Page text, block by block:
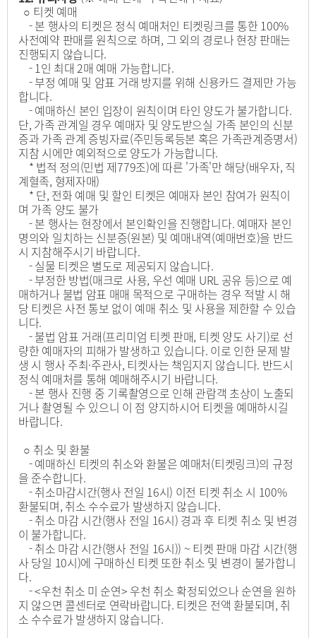
○ 티켓 예매
- 본 행사의 티켓은 정식 예매처인 티켓링크를 통한 100%
사전예약 판매를 원칙으로 하며, 그 외의 경로나 현장 판매는
진행되지 않습니다.
- 1인 최대 2매 예매 가능합니다.
- 부정 예매 및 암표 거래 방지를 위해 신용카드 결제만 가능
합니다.
- 예매하신 본인 입장이 원칙이며 타인 양도가 불가합니다.
단, 가족 관계일 경우 예매자 및 양도받으실 가족 본인의 신분
증과 가족 관계 증빙자료(주민등록등본 혹은 가족관계증명서)
지참 시에만 예외적으로 양도가 가능합니다.
* 법적 정의(민법 제779조)에 따른 '가족'만 해당(배우자, 직
계혈족, 형제자매)
* 단, 전화 예매 및 할인 티켓은 예매자 본인 참여가 원칙이
며 가족 양도 불가
- 본 행사는 현장에서 본인확인을 진행합니다. 예매자 본인
명의와 일치하는 신분증(원본) 및 예매내역(예매번호)을 반드
시 지참해주시기 바랍니다.
- 실물 티켓은 별도로 제공되지 않습니다.
- 부정한 방법(매크로 사용, 우선 예매 URL 공유 등)으로 예
매하거나 불법 암표 매매 목적으로 구매하는 경우 적발 시 해
당 티켓은 사전 통보 없이 예매 취소 및 사용을 제한할 수 있습
니다.
- 불법 암표 거래(프리미엄 티켓 판매, 티켓 양도 사기)로 선
량한 예매자의 피해가 발생하고 있습니다. 이로 인한 문제 발
생 시 행사 주최·주관사, 티켓사는 책임지지 않습니다. 반드시
정식 예매처를 통해 예매해주시기 바랍니다.
- 본 행사 진행 중 기록촬영으로 인해 관람객 초상이 노출되
거나 촬영될 수 있으니 이 점 양지하시어 티켓을 예매하시길
바랍니다.
○ 취소 및 환불
- 예매하신 티켓의 취소와 환불은 예매처(티켓링크)의 규정
을 준수합니다.
- 취소마감시간(행사 전일 16시) 이전 티켓 취소 시 100%
환불되며, 취소 수수료가 발생하지 않습니다.
- 취소 마감 시간(행사 전일 16시) 경과 후 티켓 취소 및 변경
이 불가합니다.
- 취소 마감 시간(행사 전일 16시)) ~ 티켓 판매 마감 시간(행
사 당일 10시)에 구매하신 티켓 또한 취소 및 변경이 불가합니
다.
- <우천 취소 미 순연> 우천 취소 확정되었으나 순연을 원하
지 않으면 콜센터로 연락바랍니다. 티켓은 전액 환불되며, 취
소 수수료가 발생하지 않습니다.